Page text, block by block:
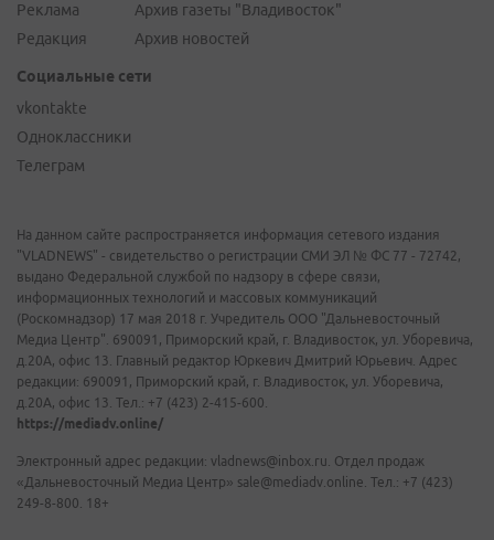
Реклама
Редакция
Архив газеты "Владивосток"
Архив новостей
Социальные сети
vkontakte
Одноклассники
Телеграм
На данном сайте распространяется информация сетевого издания
"VLADNEWS" - свидетельство о регистрации СМИ ЭЛ № ФС 77 - 72742,
выдано Федеральной службой по надзору в сфере связи,
информационных технологий и массовых коммуникаций
(Роскомнадзор) 17 мая 2018 г. Учредитель ООО "Дальневосточный
Медиа Центр". 690091, Приморский край, г. Владивосток, ул. Уборевича,
д.20А, офис 13. Главный редактор Юркевич Дмитрий Юрьевич. Адрес
редакции: 690091, Приморский край, г. Владивосток, ул. Уборевича,
д.20А, офис 13. Тел.: +7 (423) 2-415-600.
https://mediadv.online/
Электронный адрес редакции: vladnews@inbox.ru. Отдел продаж
«Дальневосточный Медиа Центр» sale@mediadv.online. Тел.: +7 (423)
249-8-800. 18+